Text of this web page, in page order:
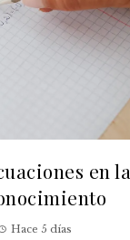
en la
Hace 5 días